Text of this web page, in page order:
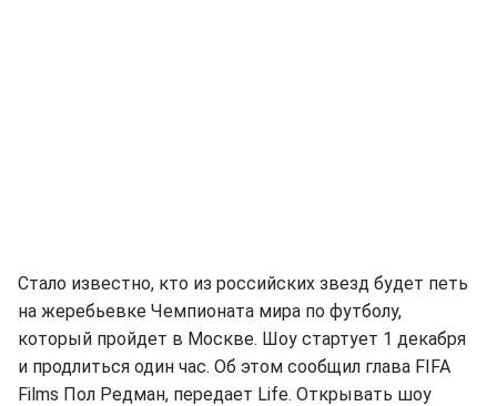
Стало известно, кто из российских звезд будет петь
на жеребьевке Чемпионата мира по футболу,
который пройдет в Москве. Шоу стартует 1 декабря
и продлиться один час. Об этом сообщил глава FIFA
Films Пол Редман, передает Life. Открывать шоу